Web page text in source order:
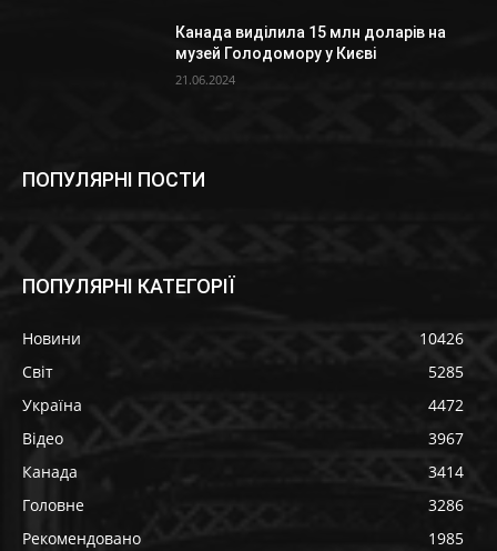
Канада виділила 15 млн доларів на
музей Голодомору у Києві
21.06.2024
ПОПУЛЯРНІ ПОСТИ
ПОПУЛЯРНІ КАТЕГОРІЇ
Новини
10426
Світ
5285
Україна
4472
Відео
3967
Канада
3414
Головне
3286
Рекомендовано
1985